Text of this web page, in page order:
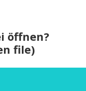
öffnen?
file)